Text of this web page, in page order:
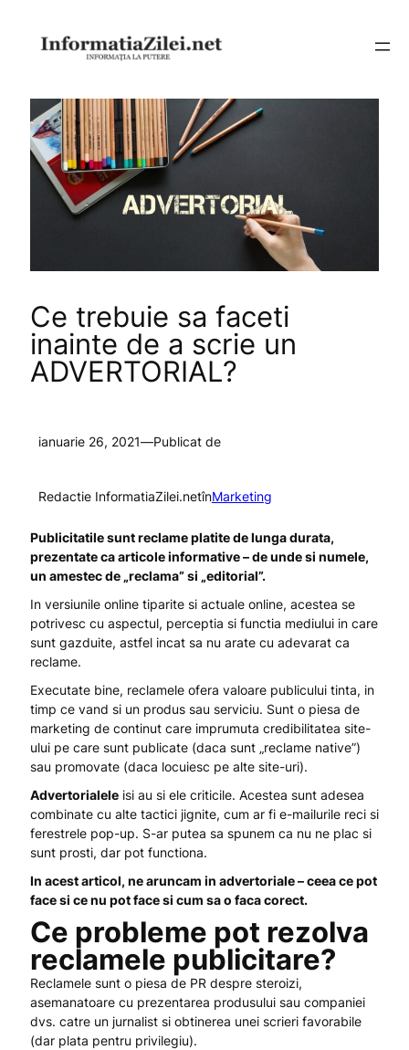
conținut
Ce trebuie sa faceti
inainte de a scrie un
ADVERTORIAL?
ianuarie 26, 2021—Publicat de
Redactie InformatiaZilei.netînMarketing
Publicitatile sunt reclame platite de lunga durata,
prezentate ca articole informative – de unde si numele,
un amestec de „reclama” si „editorial”.
In versiunile online tiparite si actuale online, acestea se
potrivesc cu aspectul, perceptia si functia mediului in care
sunt gazduite, astfel incat sa nu arate cu adevarat ca
reclame.
Executate bine, reclamele ofera valoare publicului tinta, in
timp ce vand si un produs sau serviciu. Sunt o piesa de
marketing de continut care imprumuta credibilitatea site-
ului pe care sunt publicate (daca sunt „reclame native”)
sau promovate (daca locuiesc pe alte site-uri).
Advertorialeleisi au si ele criticile. Acestea sunt adesea
combinate cu alte tactici jignite, cum ar fi e-mailurile reci si
ferestrele pop-up. S-ar putea sa spunem ca nu ne plac si
sunt prosti, dar pot functiona.
In acest articol, ne aruncam in advertoriale – ceea ce pot
face si ce nu pot face si cum sa o faca corect.
Ce probleme pot rezolva
reclamele publicitare?
Reclamele sunt o piesa de PR despre steroizi,
asemanatoare cu prezentarea produsului sau companiei
dvs. catre un jurnalist si obtinerea unei scrieri favorabile
(dar plata pentru privilegiu).